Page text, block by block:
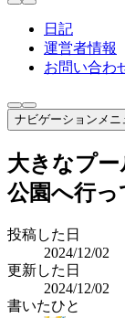
日記
運営者情報
お問い合わ
ナビゲーションメニ
大きなプ
公園へ行っ
投稿した日
2024/12/02
更新した日
2024/12/02
書いたひと